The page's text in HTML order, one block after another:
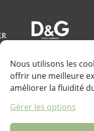
Nous utilisons les
offrir une meilleure
améliorer la fluidité
Gérer les options